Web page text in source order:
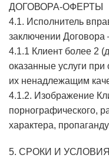
ДОГОВОРА-ОФЕРТЫ
4.1. Исполнитель
заключении
4.1.1 Клиент более 2
оказанные услуги при
их ненадлежащим
4.1.2. Изображение
порнографического,
характера,
5. СРОКИ И